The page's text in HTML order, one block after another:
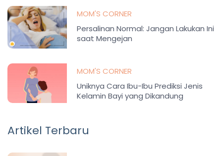
MOM'S CORNER
Persalinan Normal: Jangan Lakukan Ini
saat Mengejan
MOM'S CORNER
Uniknya Cara Ibu-Ibu Prediksi Jenis
Kelamin Bayi yang Dikandung
Artikel Terbaru